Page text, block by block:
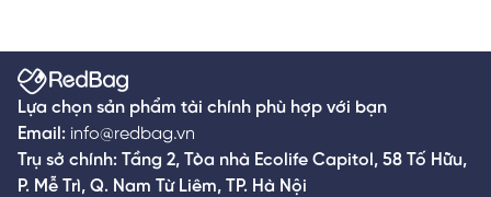
Lựa chọn sản phẩm tài chính phù hợp với bạn
Email: info@redbag.vn
Trụ sở chính: Tầng 2, Tòa nhà Ecolife Capitol, 58 Tố Hữu,
P. Mễ Trì, Q. Nam Từ Liêm, TP. Hà Nội